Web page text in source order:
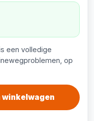
een volledige
op
winkelwagen